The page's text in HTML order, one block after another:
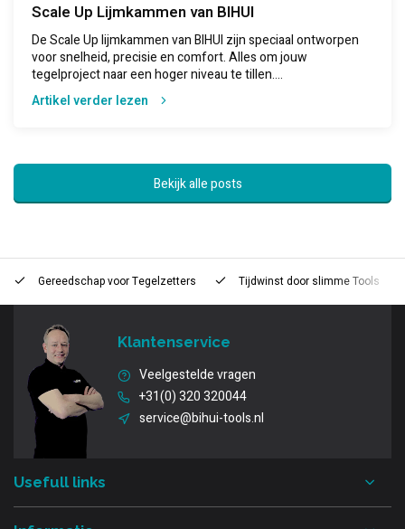
Scale Up Lijmkammen van BIHUI
De Scale Up lijmkammen van BIHUI zijn speciaal ontworpen
voor snelheid, precisie en comfort. Alles om jouw
tegelproject naar een hoger niveau te tillen....
Artikel verder lezen
Bekijk alle posts
Gereedschap voorTegelzetters Tijdwinst door slimme Tools
Klantenservice
Veelgestelde vragen
+31(0) 320 320044
service@bihui-tools.nl
Usefull links